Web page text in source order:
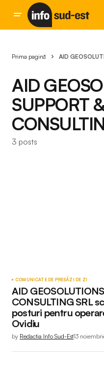
Prima pagină AID
AID
SUPPORT
3 posts
COMUNICATE DE PRESĂZI DE ZI
AID
CONSULTING SRL
posturi pentru
Ovidiu
by Redactia Info Sud-Est13